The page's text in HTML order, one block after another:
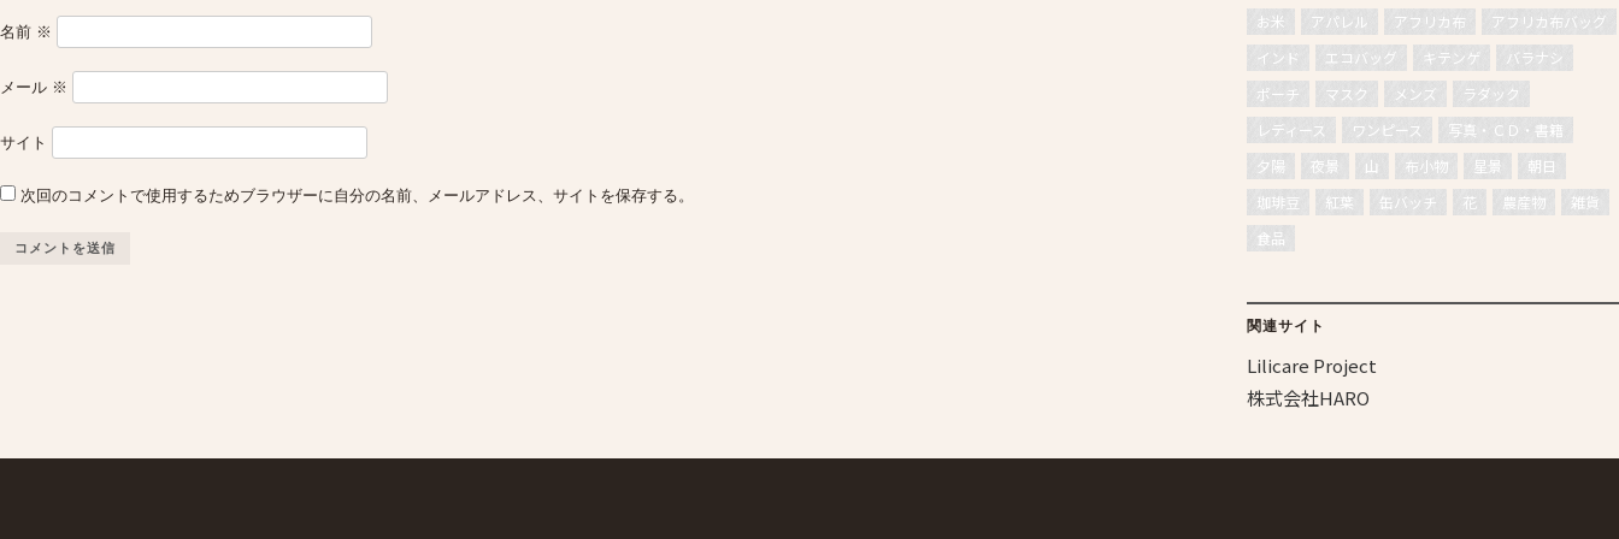
名前 ※
メール ※
サイト
次回のコメントで使用するためブラウザーに自分の名前、メールアドレス、サイトを保存する。
お米 アパレル アフリカ布
アフリカ布バッグ
インド
エコバッグ キテンゲ
バラナシ
ポーチ
マスク メンズ
ラダック
レディース
ワンピース
写真・ＣＤ・書籍
夕陽
夜景 山 布小物 星景
朝日
珈琲豆
紅葉 缶バッチ 花 農産物
雑貨
食品
関連サイト
Lilicare Project
株式会社HARO